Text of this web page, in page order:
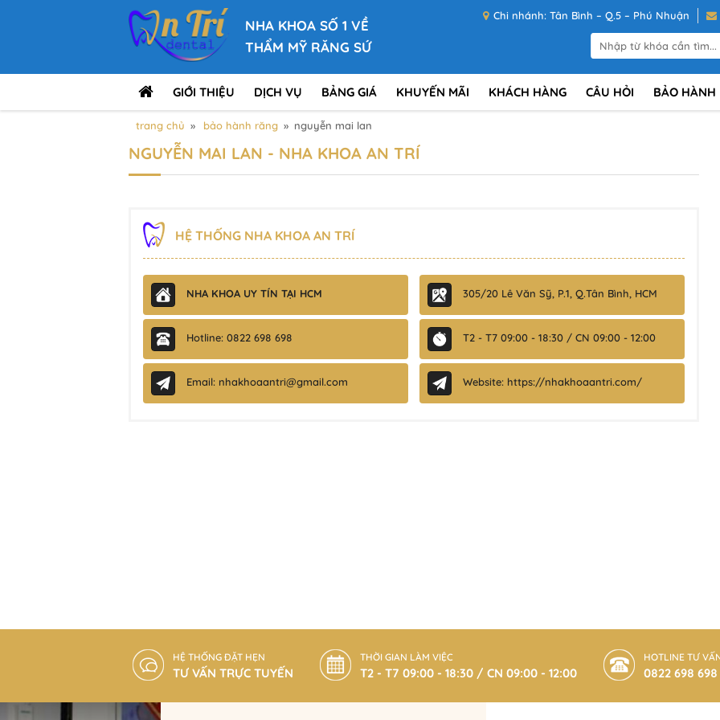
NHA KHOA SỐ 1 VỀ
THẨM MỸ RĂNG SỨ
Chi nhánh: Tân Bình – Q.5 – Phú Nhuận
GIỚI THIỆU DỊCH VỤ BẢNG GIÁ KHUYẾN MÃI KHÁCH HÀNG CÂU HỎI BẢO HÀNH
trang chủ » bảo hành răng » nguyễn mai lan
NGUYỄN MAI LAN - NHA KHOA AN TRÍ
HỆ THỐNG NHA KHOA AN TRÍ
NHA KHOA UY TÍN TẠI HCM 305/20 Lê Văn Sỹ, P.1, Q.Tân Bình, HCM
Hotline: 0822 698 698 T2 - T7 09:00 - 18:30 / CN 09:00 - 12:00
Email: nhakhoaantri@gmail.com Website: https://nhakhoaantri.com/
HỆ THỐNG ĐẶT HẸN
TƯ VẤN TRỰC TUYẾN
THỜI GIAN LÀM VIỆC
T2 - T7 09:00 - 18:30 / CN 09:00 - 12:00
HOTLINE TƯ
0822 698 698